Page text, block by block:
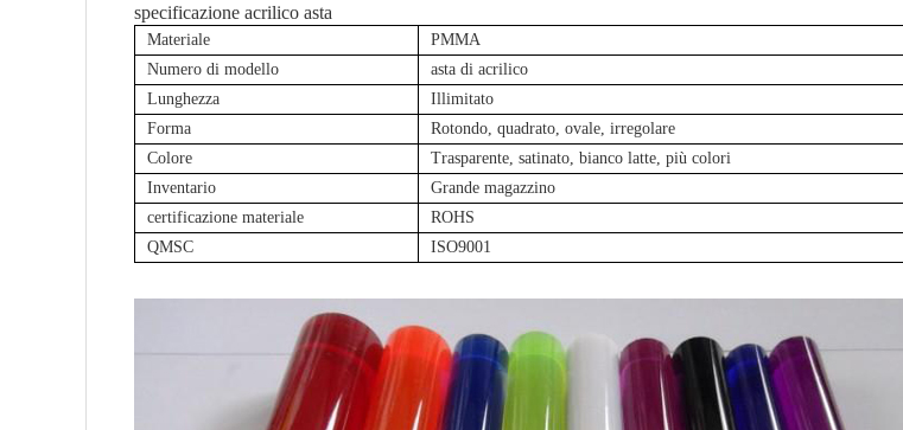
specificazione acrilico asta
Materiale
PMMA
Numero di modello
asta di acrilico
Lunghezza
Illimitato
Forma
Rotondo, quadrato, ovale, irregolare
Colore
Trasparente, satinato, bianco latte, più colori
Inventario
Grande magazzino
certificazione materiale
ROHS
QMSC
ISO9001